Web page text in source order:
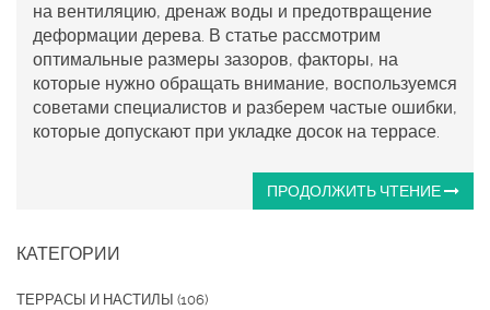
на вентиляцию, дренаж воды и предотвращение
деформации дерева. В статье рассмотрим
оптимальные размеры зазоров, факторы, на
которые нужно обращать внимание, воспользуемся
советами специалистов и разберем частые ошибки,
которые допускают при укладке досок на террасе.
ПРОДОЛЖИТЬ ЧТЕНИЕ
КАТЕГОРИИ
ТЕРРАСЫ И НАСТИЛЫ (106)